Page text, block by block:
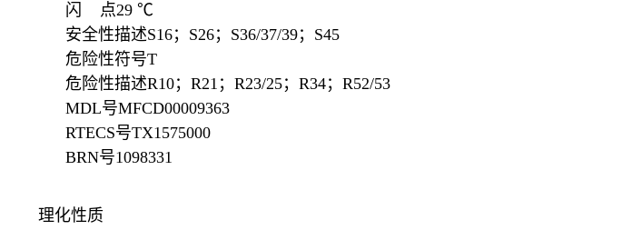
闪 点29 ℃
安全性描述S16；S26；S36/37/39；S45
危险性符号T
危险性描述R10；R21；R23/25；R34；R52/53
MDL号MFCD00009363
RTECS号TX1575000
BRN号1098331
理化性质